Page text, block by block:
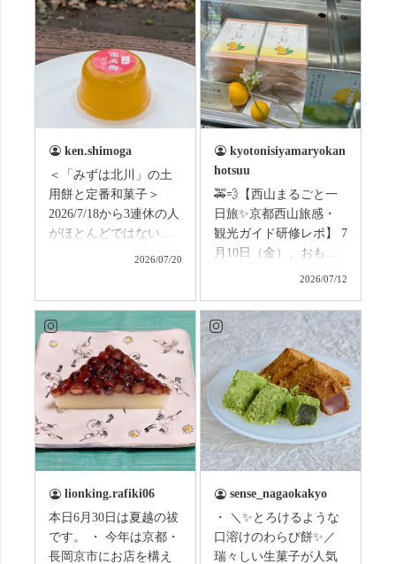
ken.shimoga
＜「みずは北川」の土
用餅と定番和菓子＞
2026/7/18から3連休の人
がほとんどではないか
ものすごい暑さが続き
ますので、熱中症にな
らないようお互いに気
をつけましょう。 3連休
まずは「みずは北川」
の和菓子の紹介から。
（写真2枚目から） ・土
用餅（2個入） 暑気払
い、厄払いとして夏の
土用入りにいただくと
今年の土用の入りは7/20
だそうです。連休最終
2026/07/20
kyotonisiyamaryokan
hotsuu
🚕💨【西山まるごと一
日旅✨京都西山旅感・
観光ガイド研修レポ】 7
月10日（金）、おもて
西山の魅力をぎゅっと
詰め込んだ観光ガイド
研修に行ってきまし
た！ 🎋スタートは「竹
の径」。 頭上を覆う竹
のトンネルに一歩入る
と、空気がすっと涼し
くなって、聞こえるの
は葉ずれの音だけ。嵐
山の竹林に絶対負けて
れ違うのは犬の散歩の
方くらい。この静け
2026/07/12
lionking.rafiki06
本日6月30日は夏越の祓
です。 ・ 今年は京都・
長岡京市にお店を構え
sense_nagaokakyo
・ ＼✨とろけるような
口溶けのわらび餅✨／
瑞々しい生菓子が人気